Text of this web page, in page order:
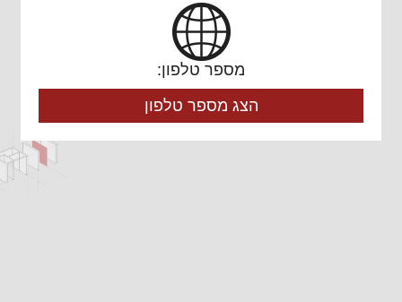
מספר טלפון:
הצג מספר טלפון